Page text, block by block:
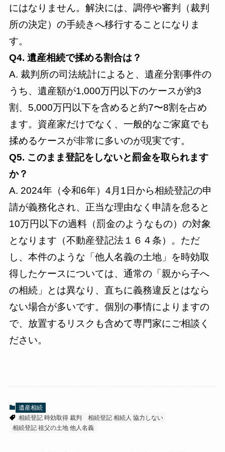
にはなりません。解決には、調停や審判（裁判
所の決定）の手続きへ移行することになりま
す。
Q4. 遺産相続で揉める割合は？
A. 裁判所の司法統計によると、遺産分割事件の
うち、遺産額が1,000万円以下のケースが約3
割、5,000万円以下を含めると約7〜8割を占め
ます。資産家だけでなく、一般的なご家庭でも
揉めるケースが非常に多いのが現実です。
Q5. このまま登記をしないと罰金を取られます
か？
A. 2024年（令和6年）4月1日から相続登記の申
請が義務化され、正当な理由なく申請を怠ると
10万円以下の過料（罰金のようなもの）の対象
となります（不動産登記法１６４条）。ただ
し、本件のような「他人名義の土地」を時効取
得したケースについては、通常の「親から子へ
の相続」とは異なり、直ちに義務違反とはなら
ない場合が多いです。個別の事情によりますの
で、放置するリスクも含めて専門家にご相談く
ださい。
遺産相続
相続登記 時効取得 裁判
相続登記 相続人 協力しない
相続登記 祖父の土地 他人名義